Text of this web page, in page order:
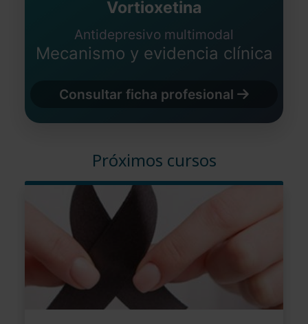
Vortioxetina
Antidepresivo multimodal
Mecanismo y evidencia clínica
Consultar ficha profesional
Próximos cursos